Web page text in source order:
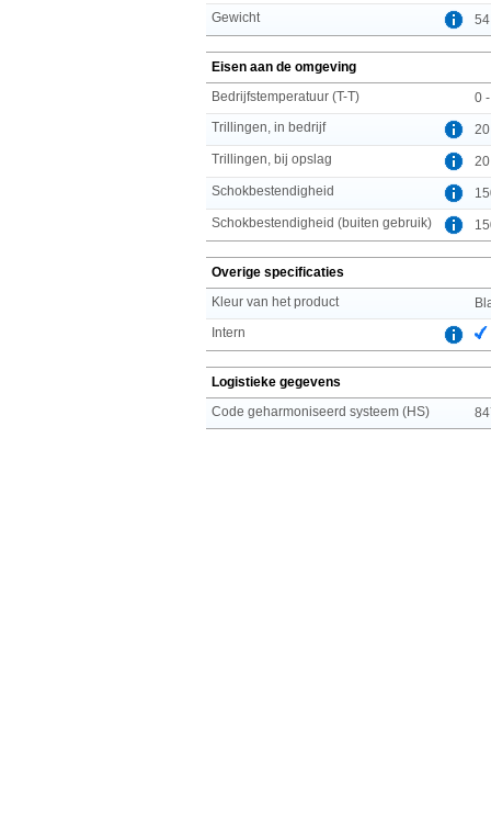
Gewicht
Eisen aan de omgeving
Bedrijfstemperatuur (T-T)
0
Trillingen, in bedrijf
Trillingen, bij opslag
Schokbestendigheid
Schokbestendigheid (buiten gebruik)
Overige specificaties
Kleur van het product
Intern
Logistieke gegevens
Code geharmoniseerd systeem (HS)